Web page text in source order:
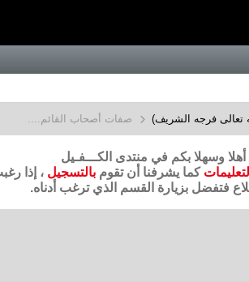
تعالى فرجه الشريف) صفات أصحاب القائم....
أهلا وسهلا بكم في منتدى الكـــفـيل
التعليمات كما يشرفنا أن تقوم بالتسجيل ، إذا
فتفضل بزيارة القسم الذي ترغب أدناه.